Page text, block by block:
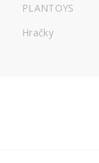
PLANTOYS
Hračky